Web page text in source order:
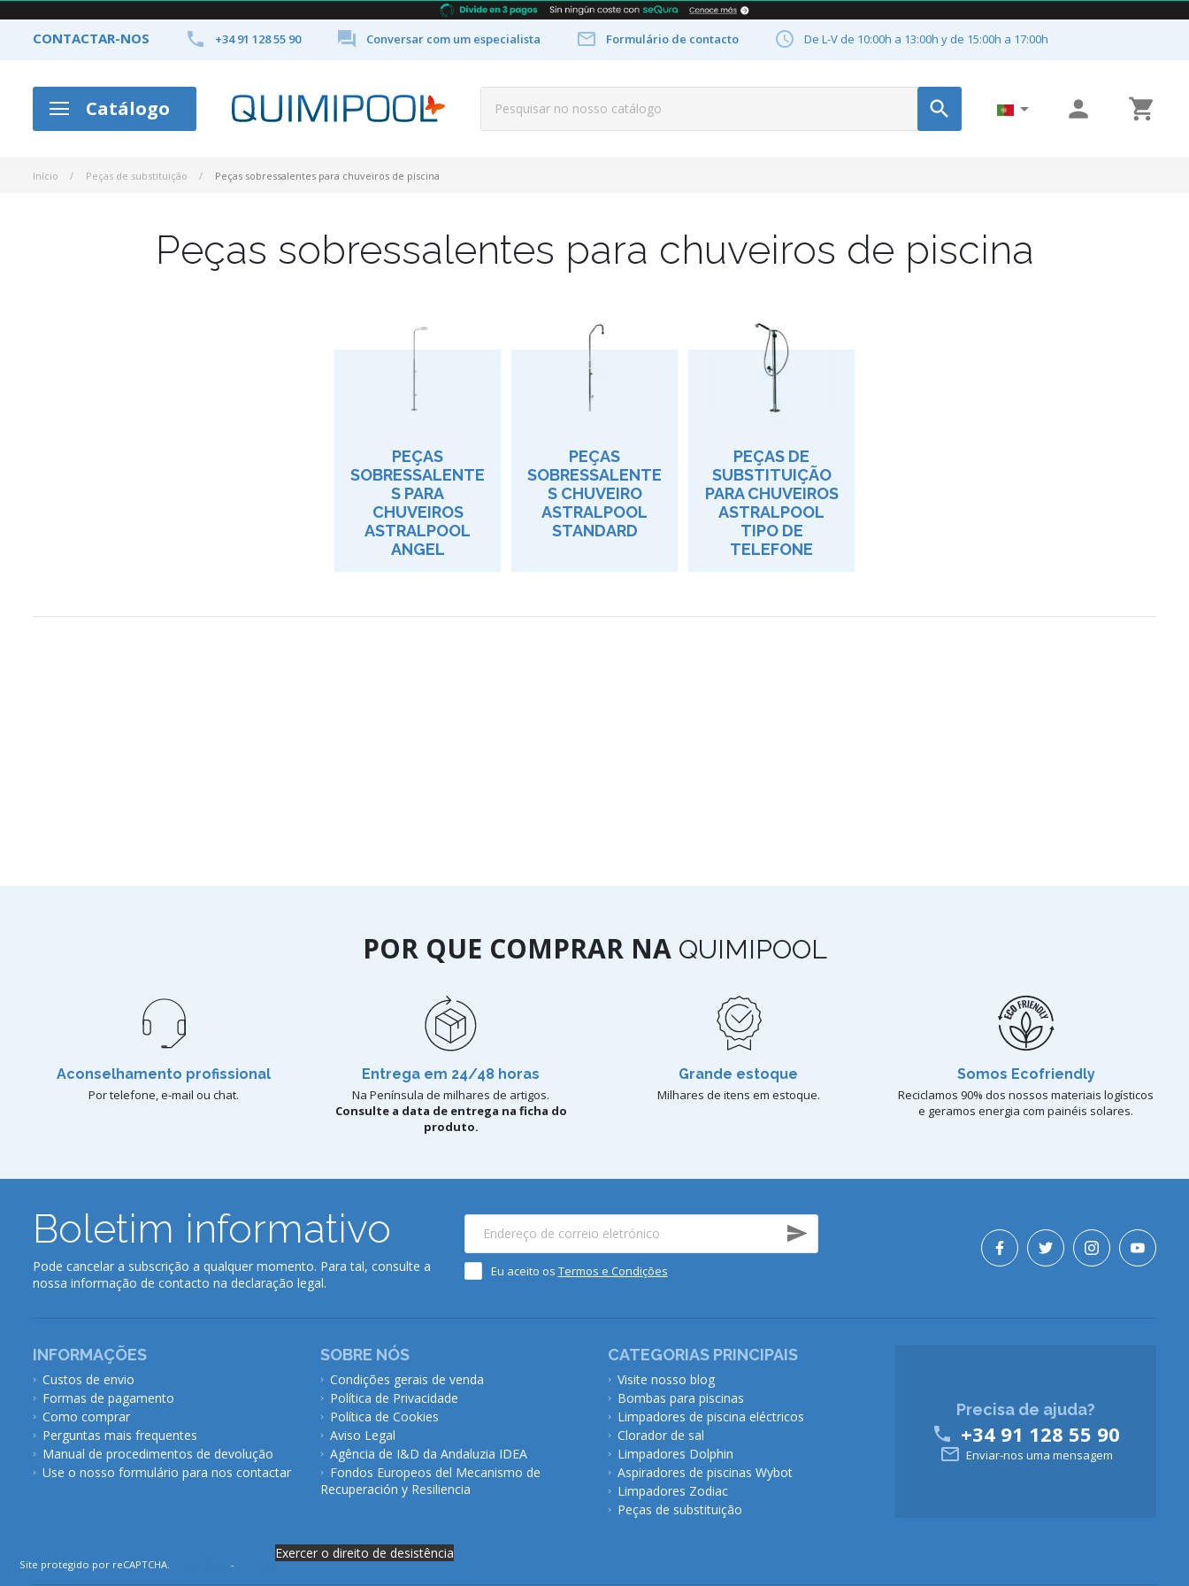
CONTACTAR-NOS  +34 91 128 55 90  Conversar com um especialista  Formulário de contacto  De L-V de 10:00h a 13:00h y de 15:00h a 17:00h
Catálogo    
Início Peças de substituição Peças sobressalentes para chuveiros de piscina
Peças sobressalentes para chuveiros de piscina
PEÇAS
SOBRESSALENTE
S PARA
CHUVEIROS
ASTRALPOOL
ANGEL
PEÇAS
SOBRESSALENTE
S CHUVEIRO
ASTRALPOOL
STANDARD
PEÇAS DE
SUBSTITUIÇÃO
PARA CHUVEIROS
ASTRALPOOL
TIPO DE
TELEFONE
POR QUE COMPRAR NAQUIMIPOOL
Aconselhamento profissional
Por telefone, e-mail ou chat.
Entrega em 24/48 horas
Na Península de milhares de artigos.
Consulte a data de entrega na ficha do
produto.
Grande estoque
Milhares de itens em estoque.
Somos Ecofriendly
Reciclamos 90% dos nossos materiais logísticos
e geramos energia com painéis solares.
Boletim informativo
Pode cancelar a subscrição a qualquer momento. Para tal, consulte a
nossa informação de contacto na declaração legal.
Eu aceito os Termos e Condições
INFORMAÇÕES
Custos de envio
Formas de pagamento
Como comprar
Perguntas mais frequentes
Manual de procedimentos de devolução
Use o nosso formulário para nos contactar
SOBRE NÓS
Condições gerais de venda
Política de Privacidade
Política de Cookies
Aviso Legal
Agência de I&D da Andaluzia IDEA
Fondos Europeos del Mecanismo de
Recuperación y Resiliencia
CATEGORIAS PRINCIPAIS
Visite nosso blog
Bombas para piscinas
Limpadores de piscina eléctricos
Clorador de sal
Limpadores Dolphin
Aspiradores de piscinas Wybot
Limpadores Zodiac
Peças de substituição
Precisa de ajuda?
 +34 91 128 55 90
 Enviar-nos uma mensagem
Site protegido por reCAPTCHA. -
Exercer o direito de desistência